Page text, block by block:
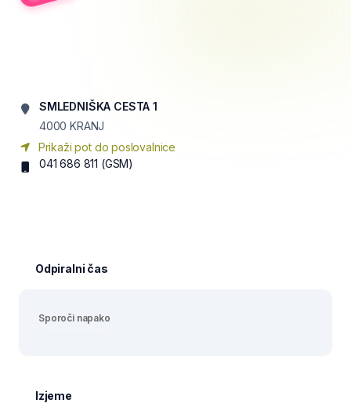
SMLEDNIŠKA CESTA 1
4000 KRANJ
Prikaži pot do poslovalnice
041 686 811 (GSM)
Odpiralni čas
Sporoči napako
Izjeme